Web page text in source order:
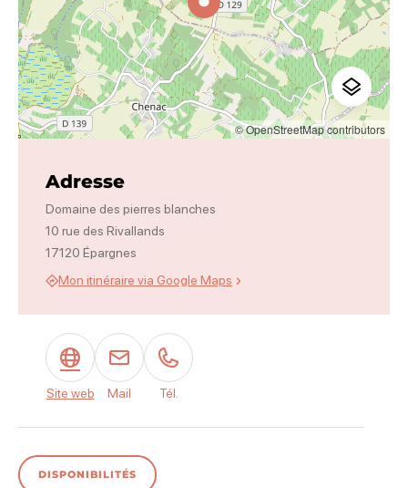
© OpenStreetMap contributors
Adresse
Domaine des pierres blanches
10 rue des Rivallands
17120 Épargnes
Mon itinéraire via Google Maps
Site web Mail Tél.
DISPONIBILITÉS